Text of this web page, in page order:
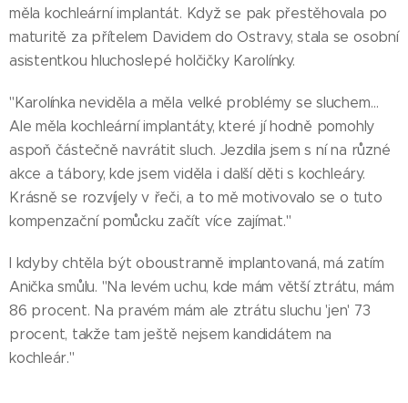
měla kochleární implantát. Když se pak přestěhovala po
maturitě za přítelem Davidem do Ostravy, stala se osobní
asistentkou hluchoslepé holčičky Karolínky.
"Karolínka neviděla a měla velké problémy se sluchem…
Ale měla kochleární implantáty, které jí hodně pomohly
aspoň částečně navrátit sluch. Jezdila jsem s ní na různé
akce a tábory, kde jsem viděla i další děti s kochleáry.
Krásně se rozvíjely v řeči, a to mě motivovalo se o tuto
kompenzační pomůcku začít více zajímat."
I kdyby chtěla být oboustranně implantovaná, má zatím
Anička smůlu. "Na levém uchu, kde mám větší ztrátu, mám
86 procent. Na pravém mám ale ztrátu sluchu 'jen' 73
procent, takže tam ještě nejsem kandidátem na
kochleár."